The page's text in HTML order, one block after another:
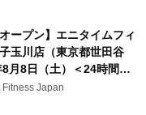
オープン】エニタイムフィ
玉川店（東京都世田谷
月8日（土）＜24時間年
ットネスジム＞
Japan